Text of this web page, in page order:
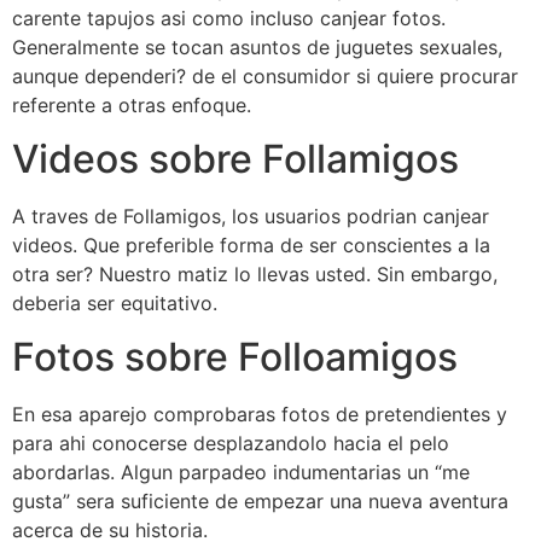
carente tapujos asi­ como incluso canjear fotos.
Generalmente se tocan asuntos de juguetes sexuales,
aunque dependeri? de el consumidor si quiere procurar
referente a otras enfoque.
Videos sobre Follamigos
A traves de Follamigos, los usuarios podrian canjear
videos. Que preferible forma de ser conscientes a la
otra ser? Nuestro matiz lo llevas usted. Sin embargo,
deberia ser equitativo.
Fotos sobre Folloamigos
En esa aparejo comprobaras fotos de pretendientes y
para ahi conocerse desplazandolo hacia el pelo
abordarlas. Algun parpadeo indumentarias un “me
gusta” sera suficiente de empezar una nueva aventura
acerca de su historia.